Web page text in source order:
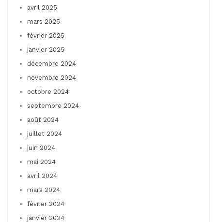
avril 2025
mars 2025
février 2025
janvier 2025
décembre 2024
novembre 2024
octobre 2024
septembre 2024
août 2024
juillet 2024
juin 2024
mai 2024
avril 2024
mars 2024
février 2024
janvier 2024